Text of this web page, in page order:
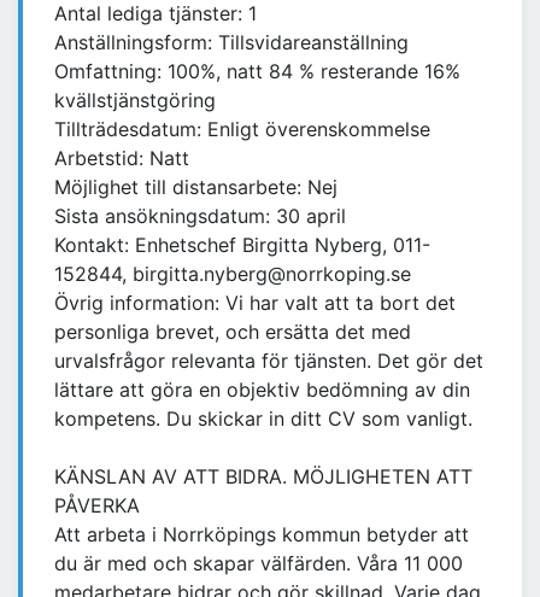
Antal lediga tjänster: 1
Anställningsform: Tillsvidareanställning
Omfattning: 100%, natt 84 % resterande 16%
kvällstjänstgöring
Tillträdesdatum: Enligt överenskommelse
Arbetstid: Natt
Möjlighet till distansarbete: Nej
Sista ansökningsdatum: 30 april
Kontakt: Enhetschef Birgitta Nyberg, 011-
152844, birgitta.nyberg@norrkoping.se
Övrig information: Vi har valt att ta bort det
personliga brevet, och ersätta det med
urvalsfrågor relevanta för tjänsten. Det gör det
lättare att göra en objektiv bedömning av din
kompetens. Du skickar in ditt CV som vanligt.
KÄNSLAN AV ATT BIDRA. MÖJLIGHETEN ATT
PÅVERKA
Att arbeta i Norrköpings kommun betyder att
du är med och skapar välfärden. Våra 11 000